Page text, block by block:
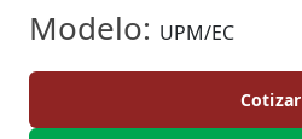
Modelo: UPM/EC
Cotizar